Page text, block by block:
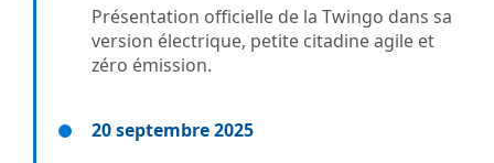
Présentation officielle de la Twingo dans sa
version électrique, petite citadine agile et
zéro émission.
20 septembre 2025